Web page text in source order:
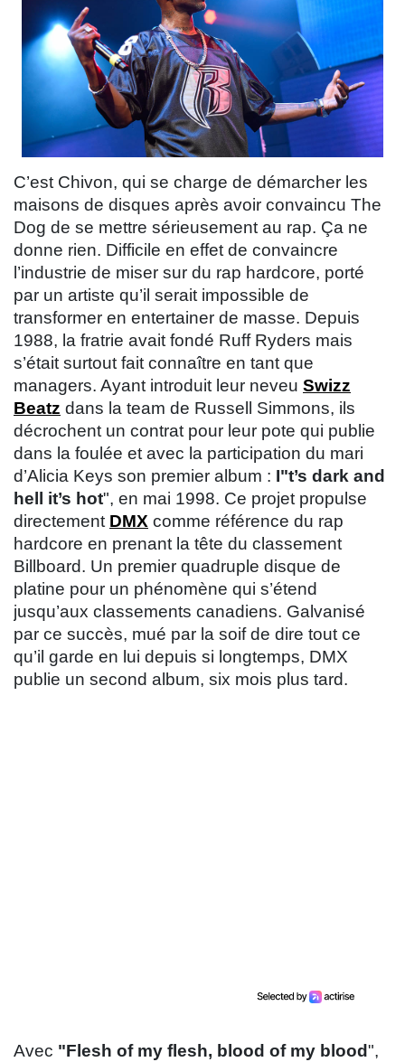
C’est Chivon, qui se charge de démarcher les
maisons de disques après avoir convaincu The
Dog de se mettre sérieusement au rap. Ça ne
donne rien. Difficile en effet de convaincre
l’industrie de miser sur du rap hardcore, porté
par un artiste qu’il serait impossible de
transformer en entertainer de masse. Depuis
1988, la fratrie avait fondé Ruff Ryders mais
s’était surtout fait connaître en tant que
managers. Ayant introduit leur neveu Swizz
Beatz dans la team de Russell Simmons, ils
décrochent un contrat pour leur pote qui publie
dans la foulée et avec la participation du mari
d’Alicia Keys son premier album : I"t’s dark and
hell it’s hot", en mai 1998. Ce projet propulse
directement DMX comme référence du rap
hardcore en prenant la tête du classement
Billboard. Un premier quadruple disque de
platine pour un phénomène qui s’étend
jusqu’aux classements canadiens. Galvanisé
par ce succès, mué par la soif de dire tout ce
qu’il garde en lui depuis si longtemps, DMX
publie un second album, six mois plus tard.
Avec "Flesh of my flesh, blood of my blood",